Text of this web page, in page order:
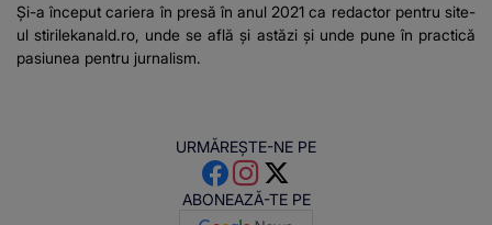
Și-a început cariera în presă în anul 2021 ca redactor pentru site-
ul stirilekanald.ro, unde se află și astăzi și unde pune în practică
pasiunea pentru jurnalism.
URMĂREȘTE-NE PE
ABONEAZĂ-TE PE